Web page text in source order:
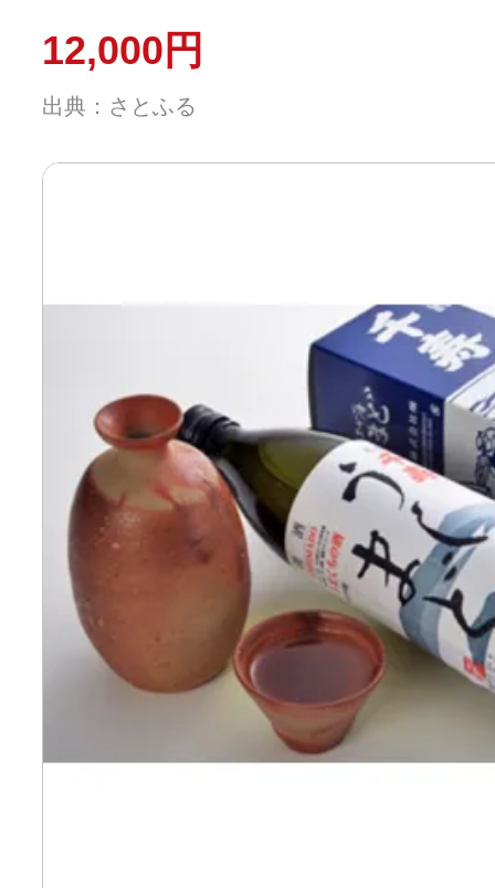
12,000円
出典：さとふる